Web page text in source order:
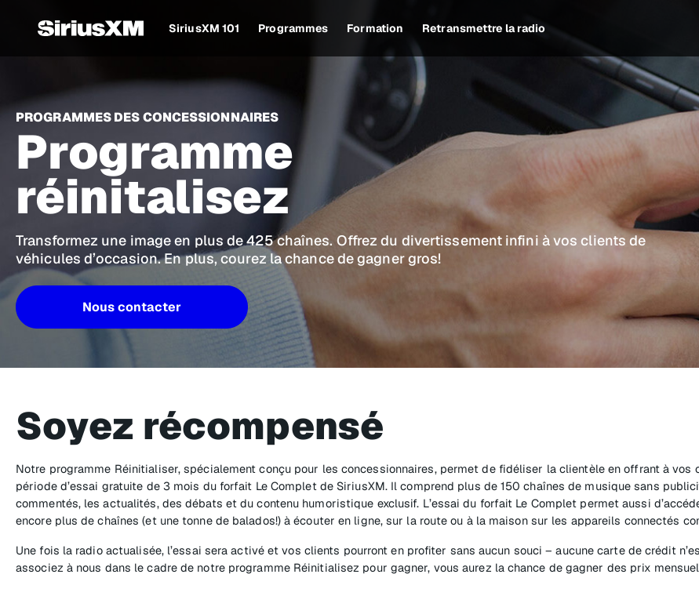
SiriusXM 101 Programmes Formation Retransmettre la radio
PROGRAMMES DES CONCESSIONNAIRES
Programme
réinitalisez
Transformez une image en plus de 425 chaînes. Offrez du divertissement infini à vos clients de
véhicules d’occasion. En plus, courez la chance de gagner gros!
Nous contacter
Soyez récompensé
Notre programme Réinitialiser, spécialement conçu pour les concessionnaires, permet de fidéliser la clientèle en offrant à vos
période d’essai gratuite de 3 mois du forfait Le Complet de SiriusXM. Il comprend plus de 150 chaînes de musique sans
commentés, les actualités, des débats et du contenu humoristique exclusif. L’essai du forfait Le Complet permet aussi
encore plus de chaînes (et une tonne de balados!) à écouter en ligne, sur la route ou à la maison sur les appareils connectés
Une fois la radio actualisée, l’essai sera activé et vos clients pourront en profiter sans aucun souci – aucune carte de crédit
associez à nous dans le cadre de notre programme Réinitialisez pour gagner, vous aurez la chance de gagner des prix